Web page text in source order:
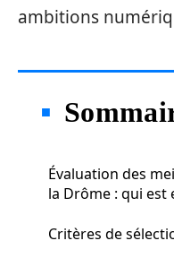
ambitions
Évaluation des
la Drôme : qui est
Critères de